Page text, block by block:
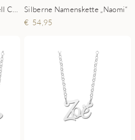
Silberne Namenskette „Naomi“
54,95